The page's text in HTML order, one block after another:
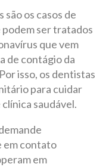
os casos de
ser tratados
que vem
de contágio da
isso, os dentistas
para cuidar
saudável.
em contato
em